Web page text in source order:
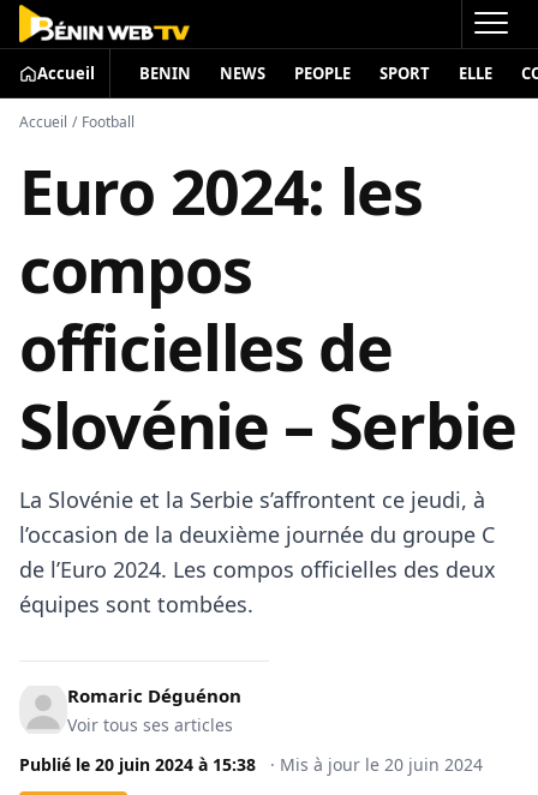
Accueil BENIN NEWS PEOPLE SPORT ELLE
Accueil / Football
Euro 2024: les
compos
officielles de
Slovénie – Serbie
La Slovénie et la Serbie s’affrontent ce jeudi, à
l’occasion de la deuxième journée du groupe C
de l’Euro 2024. Les compos officielles des deux
équipes sont tombées.
Romaric Déguénon
Voir tous ses articles
Publié le 20 juin 2024 à 15:38 · Mis à jour le 20 juin 2024